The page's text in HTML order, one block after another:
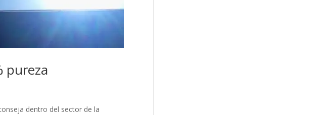
pureza
dentro del sector de la